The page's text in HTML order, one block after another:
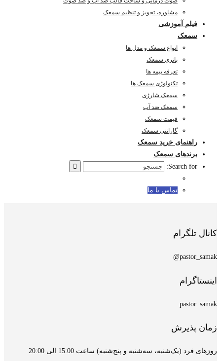
مشاوره، تجویز و تنظیم سمعک
فیلم آموزشی
سمعک
انواع سمعک و مدل ها
باتری سمعک
تعرفه بیمه ها
تکنولوژی سمعک ها
سمعک شارژی
سمعک ضد آب
قیمت سمعک
گارانتی سمعک
راهنمای خرید سمعک
برندهای سمعک
Search for:
تماس با ما
کانال تلگرام
pastor_samak@
اینستاگرام
pastor_samak
زمان پذیرش
روزهای فرد (یک‌شنبه، سه‌شنبه و پنج‌شنبه) ساعت 15:00 الی 20:00